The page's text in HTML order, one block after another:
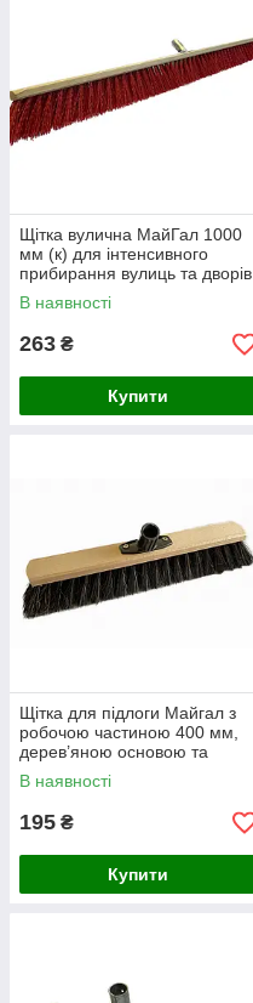
Щітка вулична МайГал 1000
мм (к) для інтенсивного
прибирання вулиць та дворів
(А10-712)
В наявності
263 ₴
Купити
Щітка для підлоги Майгал з
робочою частиною 400 мм,
дерев’яною основою та
міцною щетиною (Україна)
В наявності
195 ₴
Купити